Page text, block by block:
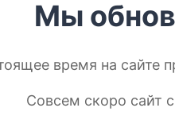
Мы
время на сайте
Совсем скоро сайт